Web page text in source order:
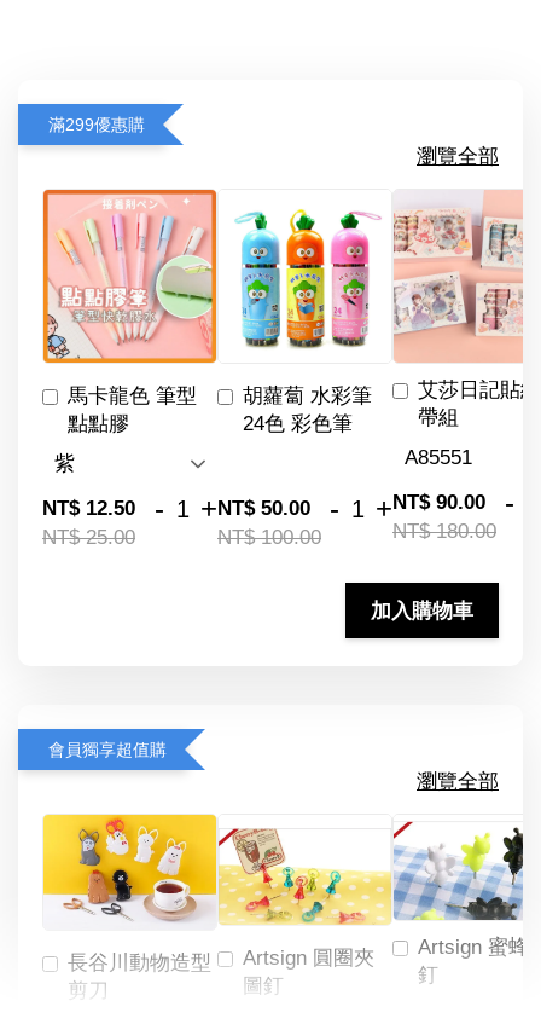
滿299優惠購
瀏覽全部
馬卡龍色 筆型
點點膠
NT$ 12.50
NT$ 25.00
- +
胡蘿蔔 水彩筆
24色 彩色筆
NT$ 50.00
NT$ 100.00
- +
艾莎日記貼
帶組
NT$ 90.00
NT$ 180.00
-
加入購物車
會員獨享超值購
瀏覽全部
長谷川動物造型
剪刀
Artsign 圓圈夾
圖釘
Artsign 蜜蜂
釘